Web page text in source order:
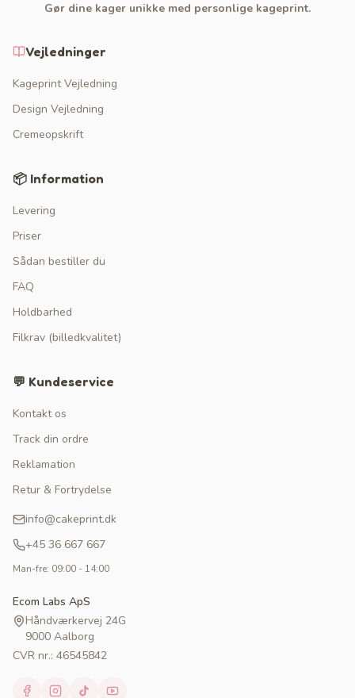
Gør dine kager unikke med personlige kageprint.
Vejledninger
Kageprint Vejledning
Design Vejledning
Cremeopskrift
📦 Information
Levering
Priser
Sådan bestiller du
FAQ
Holdbarhed
Filkrav (billedkvalitet)
💬 Kundeservice
Kontakt os
Track din ordre
Reklamation
Retur & Fortrydelse
info@cakeprint.dk
+45 36 667 667
Man-fre: 09:00 - 14:00
Ecom Labs ApS
Håndværkervej 24G
9000 Aalborg
CVR nr.: 46545842